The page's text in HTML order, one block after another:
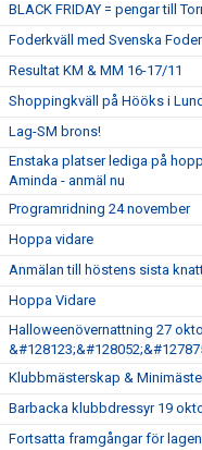
BLACK FRIDAY = pengar till
Foderkväll med Svenska Foder
Resultat KM & MM 16-17/11
Shoppingkväll på Hööks i Lund
Lag-SM brons!
Enstaka platser lediga på
Aminda - anmäl nu
Programridning 24 november
Hoppa vidare
Anmälan till höstens sista
Hoppa Vidare
Halloweenövernattning 27
Klubbmästerskap &
Barbacka klubbdressyr 19
Fortsatta framgångar för lagen